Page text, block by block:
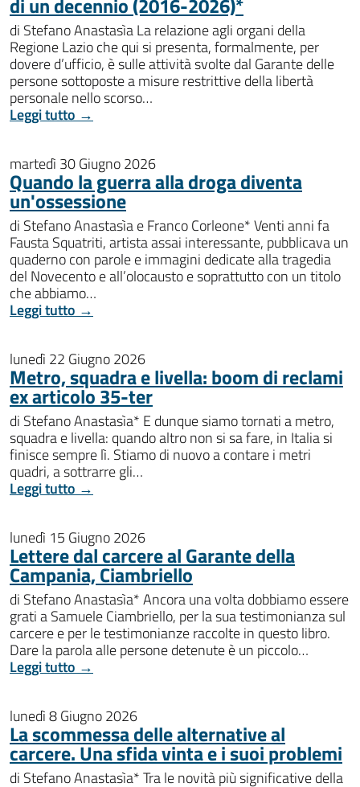
di Stefano Anastasìa La relazione agli organi della
Regione Lazio che qui si presenta, formalmente, per
dovere d’ufficio, è sulle attività svolte dal Garante delle
persone sottoposte a misure restrittive della libertà
personale nello scorso…
Leggi tutto →
martedì 30 Giugno 2026
Quando la guerra alla droga diventa
un'ossessione
di Stefano Anastasìa e Franco Corleone* Venti anni fa
Fausta Squatriti, artista assai interessante, pubblicava un
quaderno con parole e immagini dedicate alla tragedia
del Novecento e all’olocausto e soprattutto con un titolo
che abbiamo…
Leggi tutto →
lunedì 22 Giugno 2026
Metro, squadra e livella: boom di reclami
ex articolo 35-ter
di Stefano Anastasìa* E dunque siamo tornati a metro,
squadra e livella: quando altro non si sa fare, in Italia si
finisce sempre lì. Stiamo di nuovo a contare i metri
quadri, a sottrarre gli…
Leggi tutto →
lunedì 15 Giugno 2026
Lettere dal carcere al Garante della
Campania, Ciambriello
di Stefano Anastasìa* Ancora una volta dobbiamo essere
grati a Samuele Ciambriello, per la sua testimonianza sul
carcere e per le testimonianze raccolte in questo libro.
Dare la parola alle persone detenute è un piccolo…
Leggi tutto →
lunedì 8 Giugno 2026
La scommessa delle alternative al
carcere. Una sfida vinta e i suoi problemi
di Stefano Anastasìa* Tra le novità più significative della